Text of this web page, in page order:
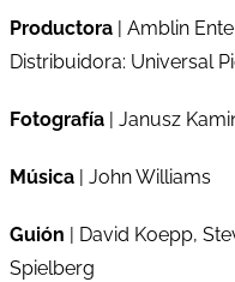
Productora | Amblin
Distribuidora: Universal
Fotografía | Janusz
Música | John Williams
Guión | David Koepp,
Spielberg